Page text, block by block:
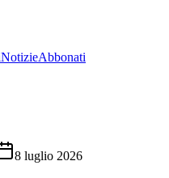
NotizieAbbonati
8 luglio 2026